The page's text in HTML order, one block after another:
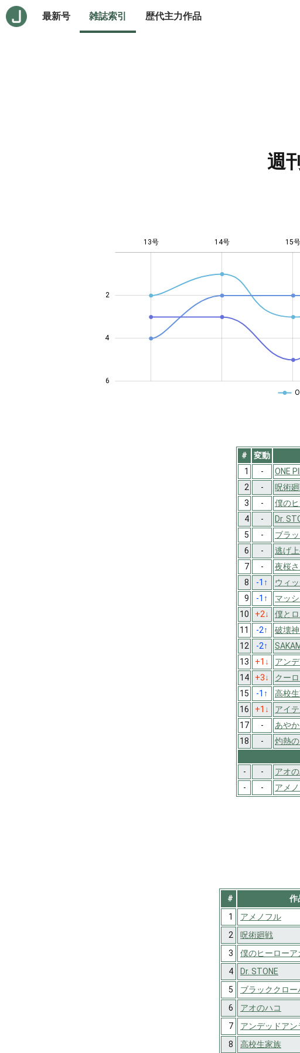
最新号 雑誌索引 歴代主力作品
週
2
4
6
13号 14号 15号
# 変動
1
- ONE
2
- 呪術
3
- 僕の
4
- Dr.
5
- ブラ
6
- 逃げ
7
- 夜桜
8
-1 ↑ ウィ
9
-1 ↑ マッ
10
+2↓ 僕と
11
-2↑ 破壊
12
-2↑
13
+1 ↓ アン
14
+3↓ クー
15
-1 ↑ 高校
16
+1 ↓ アイ
17
- あや
18
- 灼熱
-
- アオ
-
- アメ
# 作
1
アメノフル
2
呪術廻戦
3
僕のヒーローア
4
Dr. STONE
5
ブラッククロー
6
アオのハコ
7
アンデッドアン
8
高校生家族